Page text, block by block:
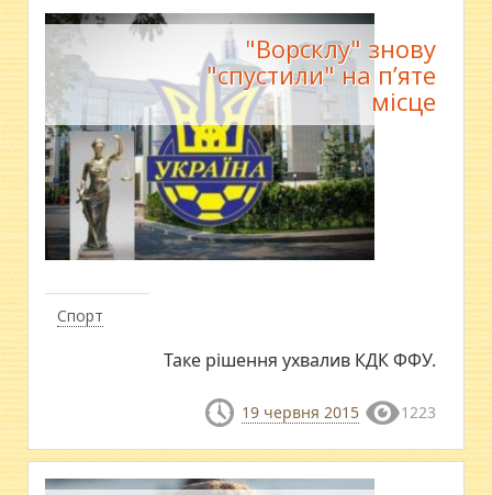
Спорт
"Ворсклу" знову
"cпустили" на п’яте
місце
Таке рішення ухвалив КДК ФФУ.
19 червня 2015 1223